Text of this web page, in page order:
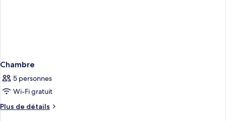
Chambre
5 personnes
Wi-Fi gratuit
Plus de détails
Plus